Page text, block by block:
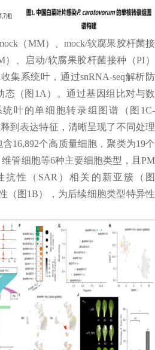
（MM）、mock/软腐果胶杆菌接
、启动/软腐果胶杆菌接种（PI）
集系统叶，通过snRNA-seq解析防
态（图1A）。通过基因组比对与数
叶的单细胞转录组图谱（图1C-
到表达特征，清晰呈现了不同处理
16,892个高质量细胞，聚类为19个
管细胞等6种主要细胞类型，且PM
性（SAR）相关的新亚簇（图
（图1B），为后续细胞类型特异性